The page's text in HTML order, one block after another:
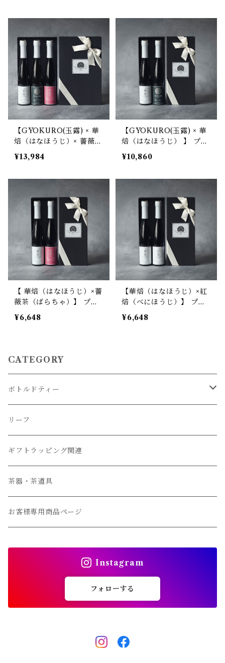
【GYOKURO(玉露) × 華
焙（はなほうじ）× 薔薇茶
(ばらちゃ) 】 プレミアム
ボトルティー ギフトBOX
¥13,984
【GYOKURO(玉露) × 華
焙（はなほうじ） 】 プレ
ミアムボトルティー ギフ
トBOX入り 2本セット ※
¥10,860
【 華焙（はなほうじ）×薔
薇茶（ばらちゃ）】 プレ
ミアムボトルティー ギフ
トBOX入り 2本セット※
¥6,648
【華焙（はなほうじ）×紅
焙（べにほうじ）】 プレ
ミアムボトルティー ギフ
トBOX入り 2本セット※
¥6,648
CATEGORY
ボトルドティー
冷蔵便商品
常温便商品
ギフト商品
冷蔵便
リーフ
ギフトラッピング関連
茶器・茶道具
お客様専用商品ページ
Instagram
フォローする